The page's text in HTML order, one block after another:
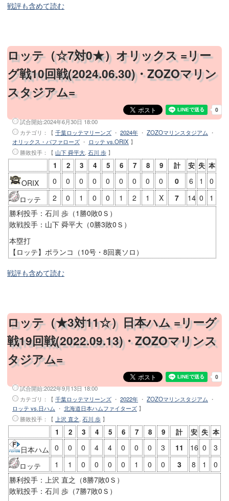
戦評も含めて読む
ロッテ（☆7対0★）オリックス =リー
グ戦10回戦(2024.06.30)・ZOZOマリン
スタジアム=
試合開始:2024年6月30日 18:00
カテゴリ：【 千葉ロッテマリーンズ ・ 2024年 ・ ZOZOマリンスタジアム ・
オリックス・バファローズ ・ ロッテ vs.ORIX 】
勝敗投手 ：【 山下 舜平大 石川 歩 】
1 2 3 4 5 6 7 8 9 計 安 失 本
ORIX 0 0 0 0 0 0 0 0 0 0 6 1
0
ロッテ
2 0 1 0 0 1 2 1 X 7 14 0
1
勝利投手：石川 歩（1勝0敗0Ｓ）
敗戦投手：山下 舜平大（0勝3敗0Ｓ）
本塁打
【ロッテ】ポランコ（10号・8回裏ソロ）
戦評も含めて読む
ロッテ（★3対11☆）日本ハム =リーグ
戦19回戦(2022.09.13)・ZOZOマリンス
タジアム=
試合開始:2022年9月13日 18:00
カテゴリ：【 千葉ロッテマリーンズ ・ 2022年 ・ ZOZOマリンスタジアム ・
ロッテ vs.日ハム ・ 北海道日本ハムファイターズ 】
勝敗投手 ：【 上沢 直之 石川 歩 】
1 2 3 4 5 6 7 8 9 計 安 失 本
日本ハム 0 0 0 4 4 0 0 0 3 11 16 0
3
ロッテ
1 1 0 0 0 0 1 0 0 3 8 1
0
勝利投手：上沢 直之（8勝7敗0Ｓ）
敗戦投手：石川 歩（7勝7敗0Ｓ）